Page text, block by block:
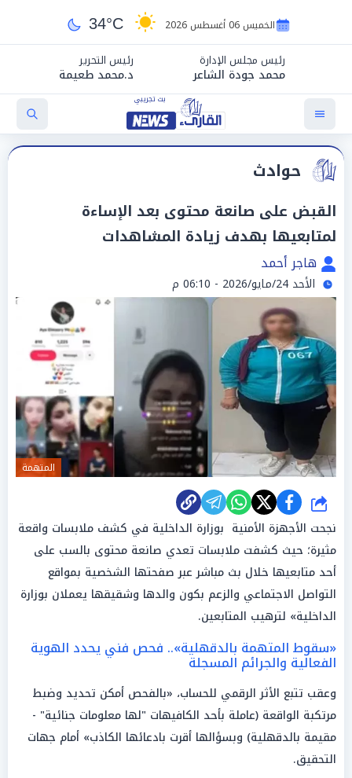
الخميس 06 أغسطس 2026 34°C
رئيس مجلس الإدارة
محمد جودة الشاعر
رئيس التحرير
د.محمد طعيمة
حوادث
القبض على صانعة محتوى بعد الإساءة
لمتابعيها بهدف زيادة المشاهدات
هاجر أحمد
الأحد 24/مايو/2026 - 06:10 م
المتهمة
شارك
نجحت الأجهزة الأمنية بوزارة الداخلية في كشف ملابسات واقعة
مثيرة؛ حيث كشفت ملابسات تعدي صانعة محتوى بالسب على
أحد متابعيها خلال بث مباشر عبر صفحتها الشخصية بمواقع
التواصل الاجتماعي والزعم بكون والدها وشقيقها يعملان بوزارة
الداخلية» لترهيب المتابعين.
«سقوط المتهمة بالدقهلية».. فحص فني يحدد الهوية
الفعالية والجرائم المسجلة
وعقب تتبع الأثر الرقمي للحساب، «بالفحص أمكن تحديد وضبط
مرتكبة الواقعة (عاملة بأحد الكافيهات "لها معلومات جنائية" -
مقيمة بالدقهلية) وبسؤالها أقرت بادعائها الكاذب» أمام جهات
التحقيق.